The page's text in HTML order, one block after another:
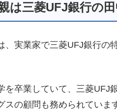
は三菱UFJ銀行の
、実業家で三菱UFJ銀行の
を卒業していて、三菱UFJ
の顧問も務められていま